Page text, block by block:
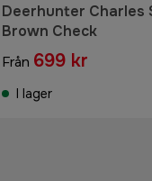
Deerhunter Charles
Brown Check
Från 699 kr
I lager